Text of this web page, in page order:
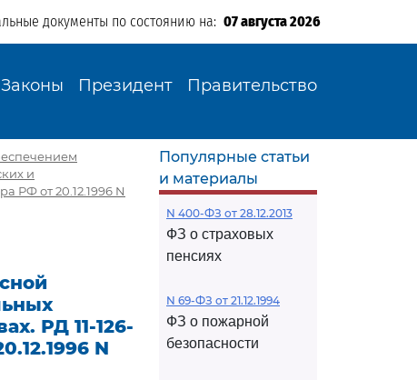
документы по состоянию на: 07 августа 2026
Законы Президент Правительство
и
РФ от 20.12.1996 N
РД 11-126-
N
Популярные статьи
и материалы
N 400-ФЗ от 28.12.2013
ФЗ о страховых
пенсиях
N 69-ФЗ от 21.12.1994
ФЗ о пожарной
безопасности